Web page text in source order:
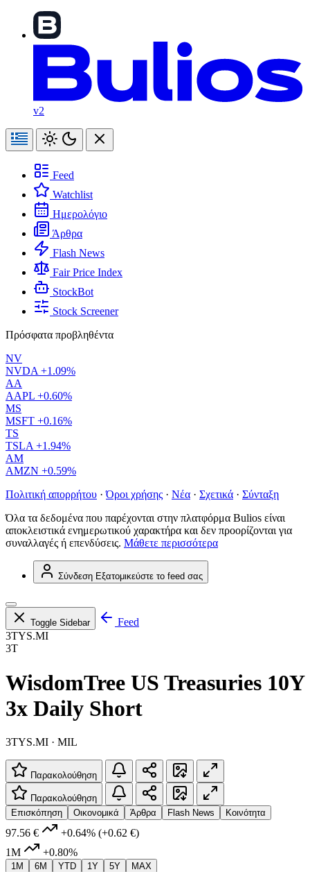
v2
Feed
Watchlist
Ημερολόγιο
Άρθρα
Flash News
Fair Price Index
StockBot
Stock Screener
Πρόσφατα προβληθέντα
NV
NVDA +1.09%
AA
AAPL +0.60%
MS
MSFT +0.16%
TS
TSLA +1.94%
AM
AMZN +0.59%
Πολιτική απορρήτου · Όροι χρήσης · Νέα · Σχετικά · Σύνταξη
Όλα τα δεδομένα που παρέχονται στην πλατφόρμα Bulios είναι
αποκλειστικά ενημερωτικού χαρακτήρα και δεν προορίζονται για
συναλλαγές ή επενδύσεις. Μάθετε περισσότερα
Σύνδεση Εξατομικεύστε το feed σας
Toggle Sidebar
Feed
3TYS.MI
3T
WisdomTree US Treasuries 10Y
3x Daily Short
3TYS.MI · MIL
Παρακολούθηση
Παρακολούθηση
Επισκόπηση
Οικονομικά Άρθρα Flash News Κοινότητα
97.56 € +0.64% (+0.62 €)
1M
+0.80%
1M 6M YTD 1Y 5Y MAX